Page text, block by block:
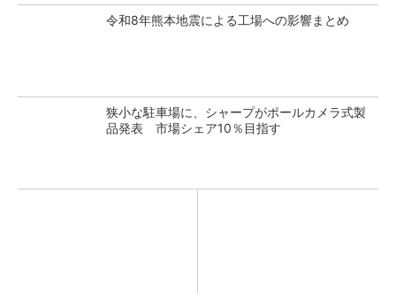
令和8年熊本地震による工場への影響まとめ
狭小な駐車場に、シャープがポールカメラ式製
品発表 市場シェア10％目指す